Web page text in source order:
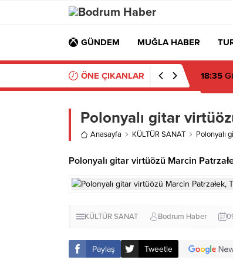
GÜNDEM MUĞLA HABER
ÖNE ÇIKANLAR 18:35
Polonyalı gitar
Anasayfa KÜLTÜR SANAT Polonyalı
Polonyalı gitar virtüözü Marcin
KÜLTÜR SANAT Bodrum Haber
Paylaş Tweetle